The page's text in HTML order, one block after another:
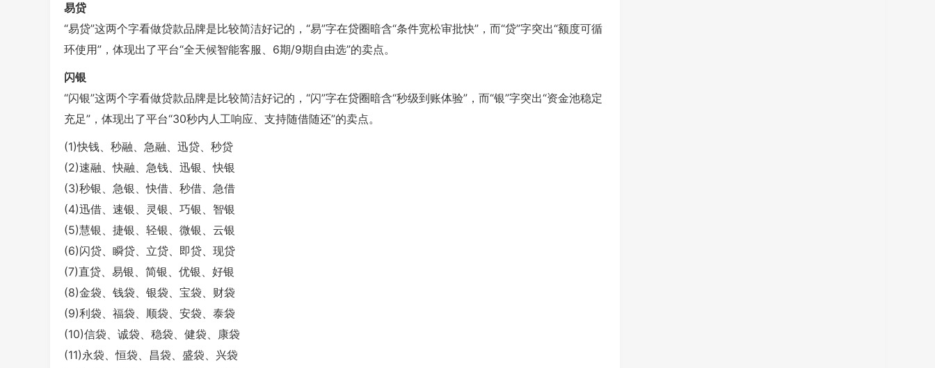
易贷
“易贷”这两个字看做贷款品牌是比较简洁好记的，“易”字在贷圈暗含“条件宽松审批快”，而“贷”字突出“额度可循
环使用”，体现出了平台“全天候智能客服、6期/9期自由选”的卖点。
闪银
“闪银”这两个字看做贷款品牌是比较简洁好记的，“闪”字在贷圈暗含“秒级到账体验”，而“银”字突出“资金池稳定
充足”，体现出了平台“30秒内人工响应、支持随借随还”的卖点。
(1)快钱、秒融、急融、迅贷、秒贷
(2)速融、快融、急钱、迅银、快银
(3)秒银、急银、快借、秒借、急借
(4)迅借、速银、灵银、巧银、智银
(5)慧银、捷银、轻银、微银、云银
(6)闪贷、瞬贷、立贷、即贷、现贷
(7)直贷、易银、简银、优银、好银
(8)金袋、钱袋、银袋、宝袋、财袋
(9)利袋、福袋、顺袋、安袋、泰袋
(10)信袋、诚袋、稳袋、健袋、康袋
(11)永袋、恒袋、昌袋、盛袋、兴袋